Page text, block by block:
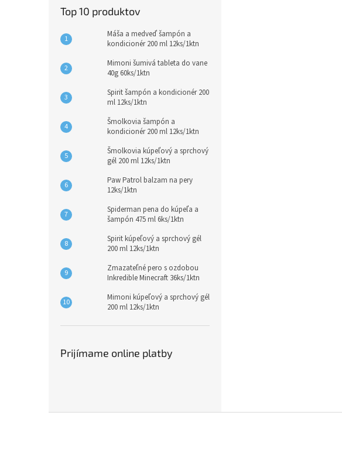
Top 10 produktov
Máša a medveď šampón a
kondicionér 200 ml 12ks/1ktn
Mimoni šumivá tableta do vane
40g 60ks/1ktn
Spirit šampón a kondicionér 200
ml 12ks/1ktn
Šmolkovia šampón a
kondicionér 200 ml 12ks/1ktn
Šmolkovia kúpeľový a sprchový
gél 200 ml 12ks/1ktn
Paw Patrol balzam na pery
12ks/1ktn
Spiderman pena do kúpeľa a
šampón 475 ml 6ks/1ktn
Spirit kúpeľový a sprchový gél
200 ml 12ks/1ktn
Zmazateľné pero s ozdobou
Inkredible Minecraft 36ks/1ktn
Mimoni kúpeľový a sprchový gél
200 ml 12ks/1ktn
Prijímame online platby